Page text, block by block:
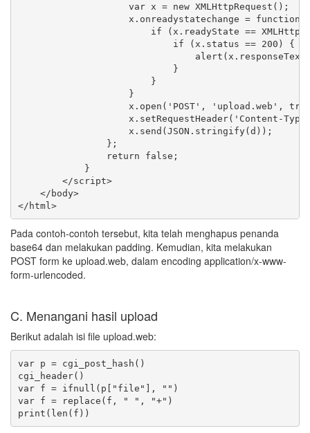
                    var x = new XMLHttpRequest();
x.onreadystatechange =
if (x.readyState ==
                            if (x.status == 200) {
                            }
                        }
                    }
x.open('POST', 'upload.web',
x.setRequestHeader('Content-
                    x.send(JSON.stringify(d));
                };
                return false;
            }
        </script>
    </body>
</html>
Pada contoh-contoh tersebut, kita telah menghapus penanda
base64 dan melakukan padding. Kemudian, kita melakukan
POST form ke upload.web, dalam encoding application/x-www-
form-urlencoded.
C. Menangani hasil upload
Berikut adalah isi file upload.web:
var p = cgi_post_hash()
cgi_header()
var f = ifnull(p["file"], "")
var f = replace(f, " ", "+")